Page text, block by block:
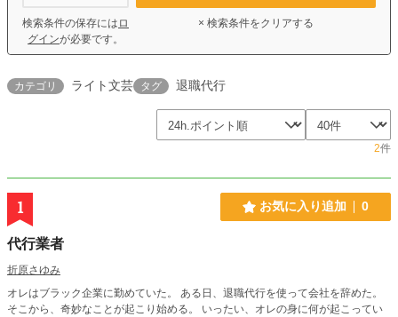
検索条件の保存には ロ
グインが必要です。
× 検索条件をクリアする
カテゴリ ライト文芸 タグ 退職代行
2件
1 お気に入り追加 0
代行業者
折原さゆみ
オレはブラック企業に勤めていた。 ある日、退職代行を使って会社を辞めた。
そこから、奇妙なことが起こり始める。 いったい、オレの身に何が起こってい